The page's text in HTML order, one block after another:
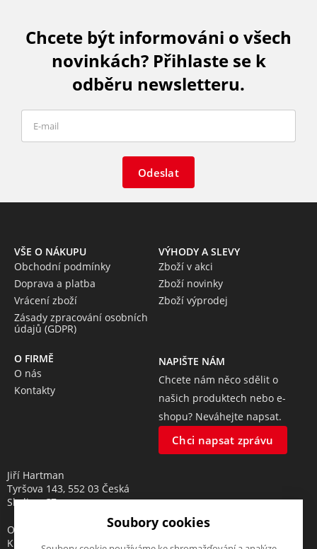
Chcete být informováni o všech
novinkách? Přihlaste se k
odběru newsletteru.
Odeslat
VŠE O NÁKUPU
Obchodní podmínky
Doprava a platba
Vrácení zboží
Zásady zpracování osobních
údajů (GDPR)
VÝHODY A SLEVY
Zboží v akci
Zboží novinky
Zboží výprodej
O FIRMĚ
O nás
Kontakty
NAPIŠTE NÁM
Chcete nám něco sdělit o
našich produktech nebo e-
shopu? Neváhejte napsat.
Chci napsat zprávu
Jiří Hartman
Tyršova 143, 552 03 Česká
Skalice, CZ
Obchodní rejstřík vedený u
Krajského soudu v Hradci
Soubory cookies